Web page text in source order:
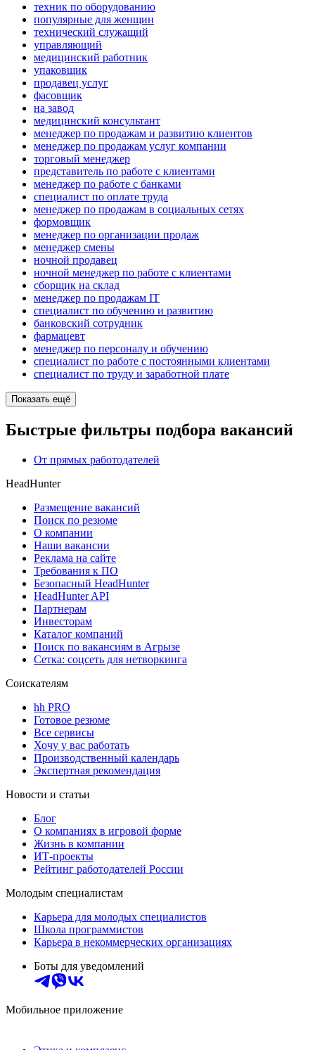
техник по оборудованию
популярные для женщин
технический служащий
управляющий
медицинский работник
упаковщик
продавец услуг
фасовщик
на завод
медицинский консультант
менеджер по продажам и развитию клиентов
менеджер по продажам услуг компании
торговый менеджер
представитель по работе с клиентами
менеджер по работе с банками
специалист по оплате труда
менеджер по продажам в социальных сетях
формовщик
менеджер по организации продаж
менеджер смены
ночной продавец
ночной менеджер по работе с клиентами
сборщик на склад
менеджер по продажам IT
специалист по обучению и развитию
банковский сотрудник
фармацевт
менеджер по персоналу и обучению
специалист по работе с постоянными клиентами
специалист по труду и заработной плате
Показать ещё
Быстрые фильтры подбора вакансий
От прямых работодателей
HeadHunter
Размещение вакансий
Поиск по резюме
О компании
Наши вакансии
Реклама на сайте
Требования к ПО
Безопасный HeadHunter
HeadHunter API
Партнерам
Инвесторам
Каталог компаний
Поиск по вакансиям в Агрызе
Сетка: соцсеть для нетворкинга
Соискателям
hh PRO
Готовое резюме
Все сервисы
Хочу у вас работать
Производственный календарь
Экспертная рекомендация
Новости и статьи
Блог
О компаниях в игровой форме
Жизнь в компании
ИТ-проекты
Рейтинг работодателей России
Молодым специалистам
Карьера для молодых специалистов
Школа программистов
Карьера в некоммерческих организациях
Боты для уведомлений
Мобильное приложение